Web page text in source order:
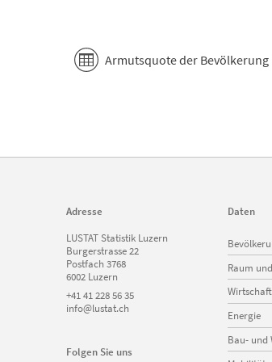
Armutsquote der
Adresse
LUSTAT Statistik Luzern
Burgerstrasse 22
Postfach 3768
6002 Luzern
+41 41 228 56 35
info@lustat.ch
Folgen Sie uns
Daten
Navigation
Raum
Energie
Bau- und